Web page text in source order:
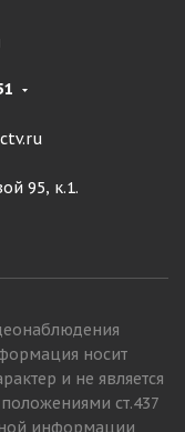
95, к.1.
носит
и не является
ст.437
информации